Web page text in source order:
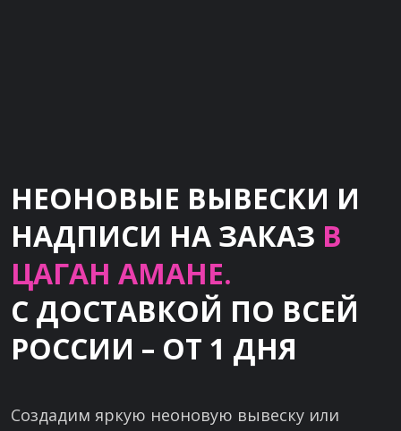
НЕОНОВЫЕ ВЫВЕСКИ И
НАДПИСИ НА ЗАКАЗ В
ЦАГАН АМАНЕ.
С ДОСТАВКОЙ ПО ВСЕЙ
РОССИИ – ОТ 1 ДНЯ
Создадим яркую неоновую вывеску или